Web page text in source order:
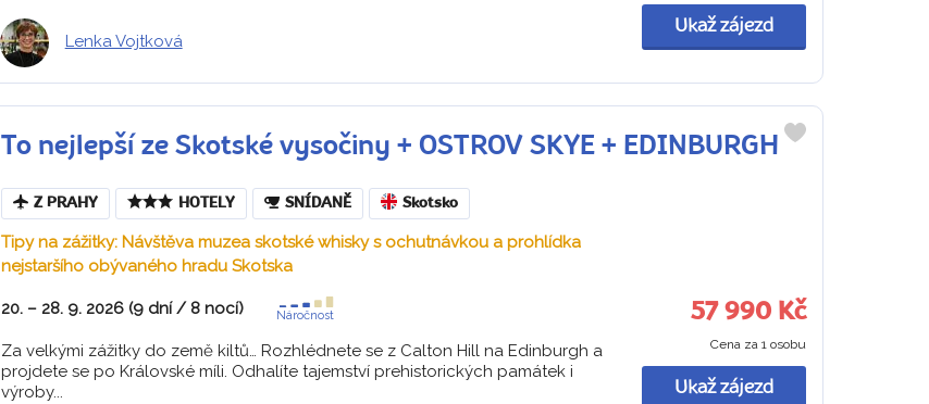
Lenka Vojtková
Ukaž zájezd
To nejlepší ze Skotské vysočiny + OSTROV SKYE + EDINBURGH
Z PRAHY HOTELY SNÍDANĚ Skotsko
Tipy na zážitky: Návštěva muzea skotské whisky s ochutnávkou a prohlídka
nejstaršího obývaného hradu Skotska
20. – 28. 9. 2026 (9 dní / 8 nocí) Náročnost
Za velkými zážitky do země kiltů… Rozhlédnete se z Calton Hill na Edinburgh a
projdete se po Královské míli. Odhalíte tajemství prehistorických památek i
výroby...
57 990 Kč
Cena za 1 osobu
Ukaž zájezd